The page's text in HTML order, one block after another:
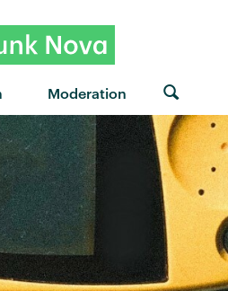
Moderation
von Good Neighbours ·